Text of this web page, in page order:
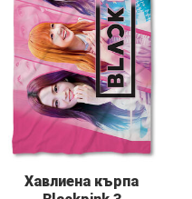
Хавлиена кърпа